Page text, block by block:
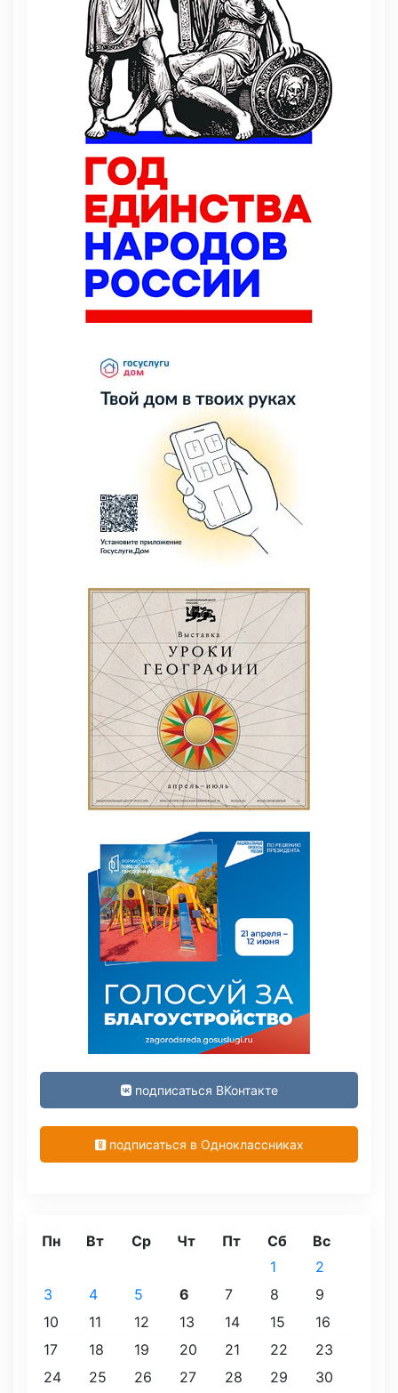
подписаться ВКонтакте
подписаться в Одноклассниках
Пн Вт Ср Чт Пт Сб
Вс
1
2
3
4 5 6 7 8
9
10
11 12 13 14 15
16
17
18 19 20 21 22
23
24
25 26 27 28 29 30